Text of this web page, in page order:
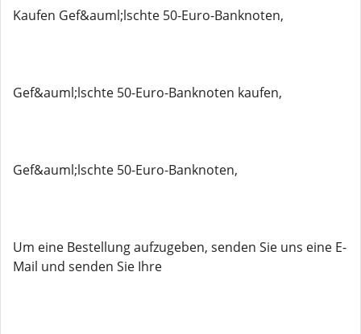
Kaufen Gef&auml;lschte 50-Euro-Banknoten,
Gef&auml;lschte 50-Euro-Banknoten kaufen,
Gef&auml;lschte 50-Euro-Banknoten,
Um eine Bestellung aufzugeben, senden Sie uns eine E-
Mail und senden Sie Ihre